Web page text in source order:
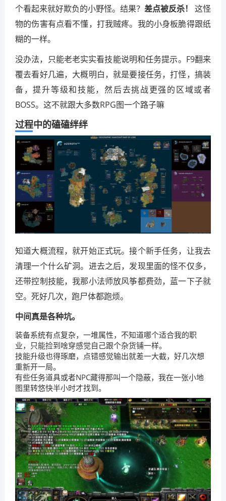
个看起来就好欺负的小野怪。结果？ 差点被反杀！
这怪
物的伤害有点看不懂，打我贼疼。我的小身板脆得跟纸
糊的一样。
没办法，只能老老实实看技能说明和任务提示。F9翻来
覆去看好几遍，大概明白，就是要接任务，打怪，搞装
备，提升等级和技能，然后去挑战更强的区域或者
BOSS。这不就跟大多数RPG图一个路子嘛
过程中的磕磕绊绊
知道大概流程，就开始正式玩。接个新手任务，让我去
清理一个什么矿洞。进去之后，发现里面的怪不仅多，
还带控制技能，我那小法师放风筝都费劲，蓝一下子就
空。死好几次，跑尸体都跑烦。
中间真是各种坑。
装备系统有点复杂，一堆属性，不知道哪个适合我的职
业，只能捡到啥穿感觉自己跟个杂货铺一样。
技能升级也得琢磨，点错感觉输出就差一大截，好几次想
重新开一局。
有些任务道具或者NPC藏得那叫一个隐蔽，我在一张小地
图里转悠快半小时才找到。